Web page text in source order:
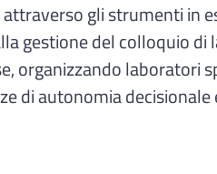
gli strumenti in
gestione del colloquio
laboratori
di autonomia